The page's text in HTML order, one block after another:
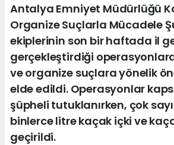
Antalya Emniyet Müdürlüğü
Organize Suçlarla Mücadele
ekiplerinin son bir haftada il
gerçekleştirdiği
ve organize suçlara yönelik
elde edildi. Operasyonlar
şüpheli tutuklanırken, çok
binlerce litre kaçak içki ve
geçirildi.